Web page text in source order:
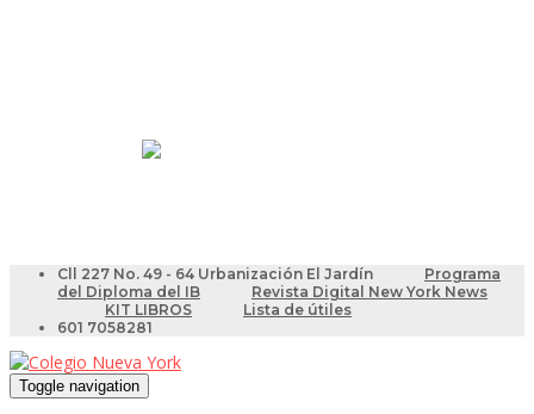
Cll 227 No. 49 - 64 Urbanización El Jardín
Programa
del Diploma del IB
Revista Digital New York News
KIT LIBROS
Lista de útiles
601 7058281
Toggle navigation